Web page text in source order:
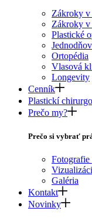
Zákroky v
Zákroky v
Plastické
Ortopédia
Vlasová
Longevity
Cenník
Plastickí
Prečo my?
Prečo si vybrať
Fotografie
Galéria
Kontakt
Novinky